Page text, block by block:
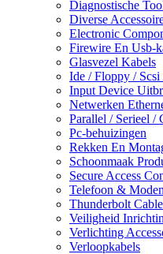
Diagnostische
Diverse
Electronic
Firewire En Usb-
Glasvezel Kabels
Ide / Floppy / Scsi
Input Device
Netwerken
Parallel / Serieel /
Pc-behuizingen
Rekken En
Schoonmaak
Secure Access
Telefoon &
Thunderbolt
Veiligheid
Verlichting
Verloopkabels